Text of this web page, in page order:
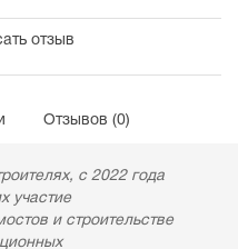
отзыв
Отзывов (0)
с 2022 года
участие
и строительстве